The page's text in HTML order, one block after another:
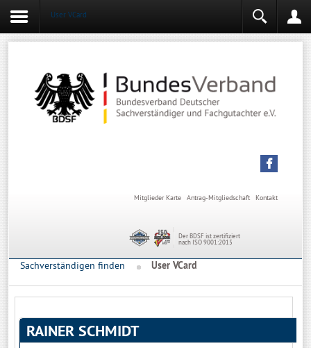
User VCard
Angemeldet bleiben
Kontakt
Antrag-Mitgliedschaft
Mitglieder Karte
Der BDSF ist zertifiziert
nach ISO 9001:2015
Sachverständigen finden User VCard
RAINER SCHMIDT